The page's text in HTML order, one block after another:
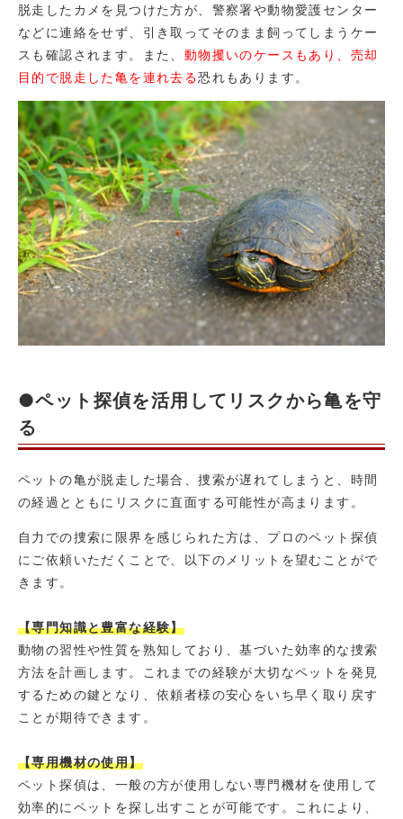
脱走したカメを見つけた方が、警察署や動物愛護センター
などに連絡をせず、引き取ってそのまま飼ってしまうケー
スも確認されます。また、 動物攫いのケースもあり、売却
目的で脱走した亀を連れ去る恐れもあります。
●ペット探偵を活用してリスクから亀を守
る
ペットの亀が脱走した場合、捜索が遅れてしまうと、時間
の経過とともにリスクに直面する可能性が高まります。
自力での捜索に限界を感じられた方は、プロのペット探偵
にご依頼いただくことで、以下のメリットを望むことがで
きます。
【専門知識と豊富な経験】
動物の習性や性質を熟知しており、基づいた効率的な捜索
方法を計画します。これまでの経験が大切なペットを発見
するための鍵となり、依頼者様の安心をいち早く取り戻す
ことが期待できます。
【専用機材の使用】
ペット探偵は、一般の方が使用しない専門機材を使用して
効率的にペットを探し出すことが可能です。これにより、